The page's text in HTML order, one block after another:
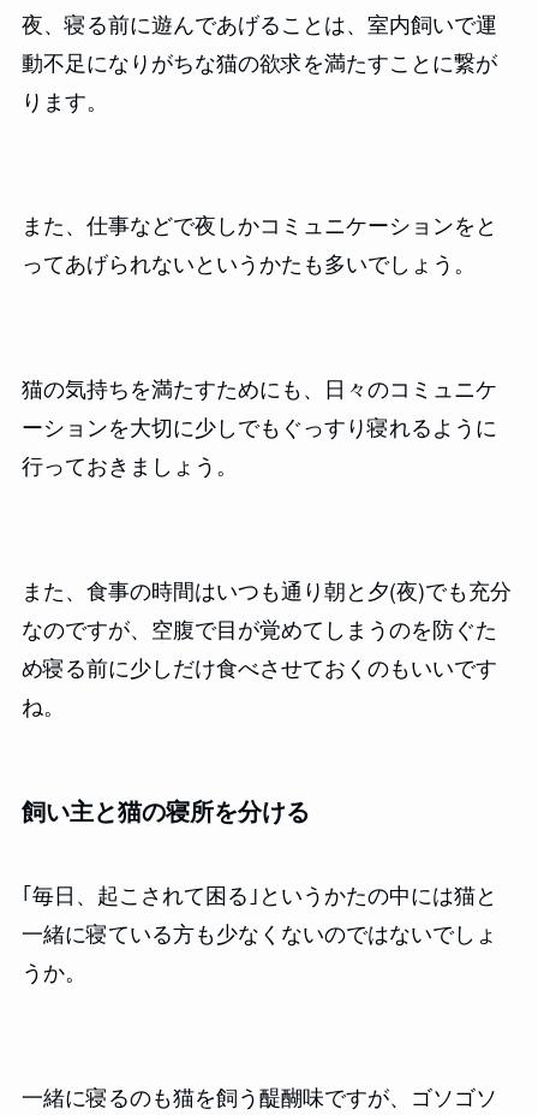
夜、寝る前に遊んであげることは、室内飼いで運
動不足になりがちな猫の欲求を満たすことに繋が
ります。
また、仕事などで夜しかコミュニケーションをと
ってあげられないというかたも多いでしょう。
猫の気持ちを満たすためにも、日々のコミュニケ
ーションを大切に少しでもぐっすり寝れるように
行っておきましょう。
また、食事の時間はいつも通り朝と夕(夜)でも充分
なのですが、空腹で目が覚めてしまうのを防ぐた
め寝る前に少しだけ食べさせておくのもいいです
ね。
飼い主と猫の寝所を分ける
｢毎日、起こされて困る｣というかたの中には猫と
一緒に寝ている方も少なくないのではないでしょ
うか。
一緒に寝るのも猫を飼う醍醐味ですが、ゴソゴソ